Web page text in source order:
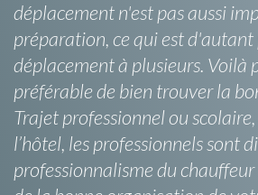
déplacement n'est pas aussi
préparation, ce qui est d'autant
déplacement à plusieurs. Voilà
préférable de bien trouver la
Trajet professionnel ou
l’hôtel, les professionnels sont
professionnalisme du